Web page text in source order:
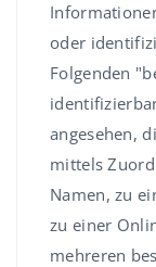
oder
Folgenden
angesehen,
mittels
Namen, zu
zu einer
mehreren